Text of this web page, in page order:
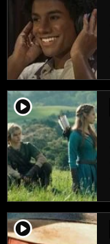
player2
player2